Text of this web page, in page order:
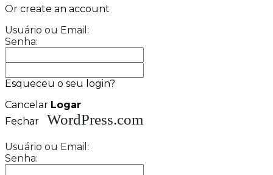
Or create an account
Usuário ou Email:
Senha:
Esqueceu o seu login?
Cancelar Logar
Fechar
WordPress.com
Usuário ou Email:
Senha: